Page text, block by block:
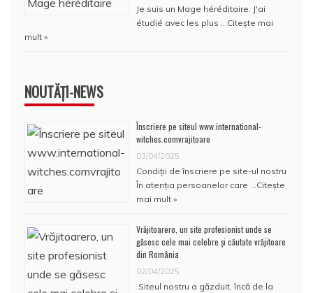
Je suis un Mage héréditaire. J'ai
étudié avec les plus …Citește mai
mult »
NOUTĂȚI-NEWS
Înscriere pe siteul www.international-
witches.comvrajitoare
03/04/2025
Condiţii de înscriere pe site-ul nostru
În atenţia persoanelor care …Citește
mai mult »
Vrăjitoarero, un site profesionist unde se
găsesc cele mai celebre și căutate vrăjitoare
din România
02/04/2025
Siteul nostru a găzduit, încă de la